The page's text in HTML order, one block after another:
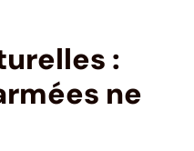
:
ne